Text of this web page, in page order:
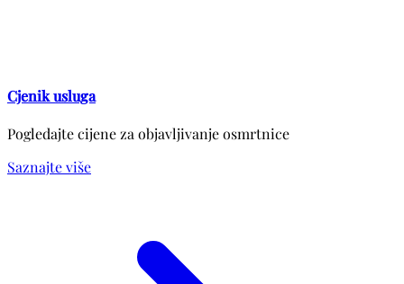
Cjenik usluga
Pogledajte cijene za objavljivanje osmrtnice
Saznajte više